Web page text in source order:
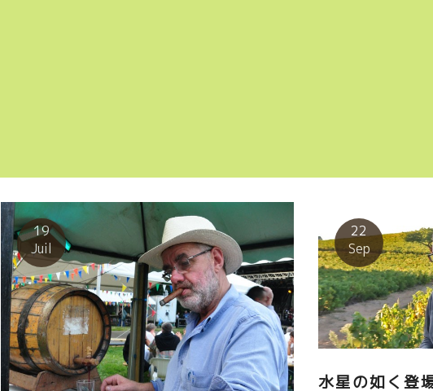
19
Juil
22
Sep
水星の如く登